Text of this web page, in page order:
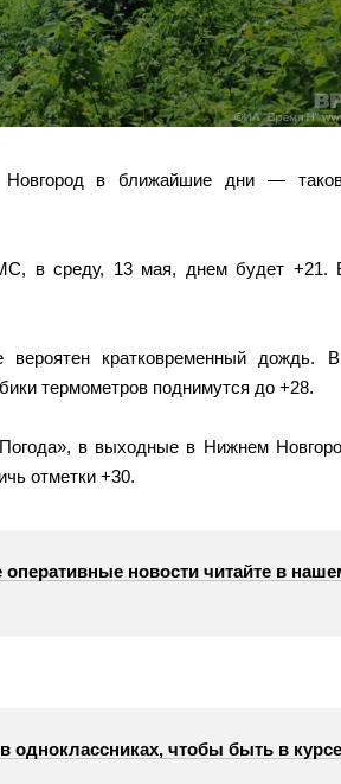
в ближайшие дни — таков
в среду, 13 мая, днем будет +21.
кратковременный дождь.
термометров поднимутся до +28.
в выходные в Нижнем
отметки +30.
новости читайте в
одноклассниках, чтобы быть в курсе